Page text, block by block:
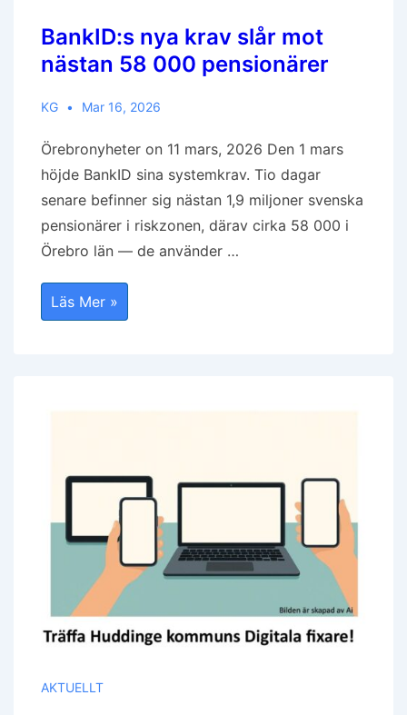
BankID:s nya krav slår mot
nästan 58 000 pensionärer
KG Mar 16, 2026
Örebronyheter on 11 mars, 2026 Den 1 mars
höjde BankID sina systemkrav. Tio dagar
senare befinner sig nästan 1,9 miljoner svenska
pensionärer i riskzonen, därav cirka 58 000 i
Örebro län — de använder …
BankID:s
Nya
Krav
Läs Mer »
AKTUELLT